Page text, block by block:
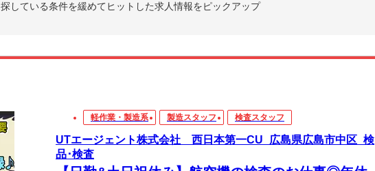
探している条件を緩めてヒットした求人情報をピックアップ
軽作業・製造系 製造スタッフ 検査スタッフ
UTエージェント株式会社 西日本第一CU_広島県広島市中区_検
品･検査